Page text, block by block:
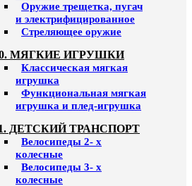
Оружие трещетка, пугач
и электрифицированное
Стреляющее оружие
МЯГКИЕ ИГРУШКИ
Классическая мягкая
игрушка
Функциональная мягкая
игрушка и плед-игрушка
ДЕТСКИЙ ТРАНСПОРТ
Велосипеды 2- х
колесные
Велосипеды 3- х
колесные